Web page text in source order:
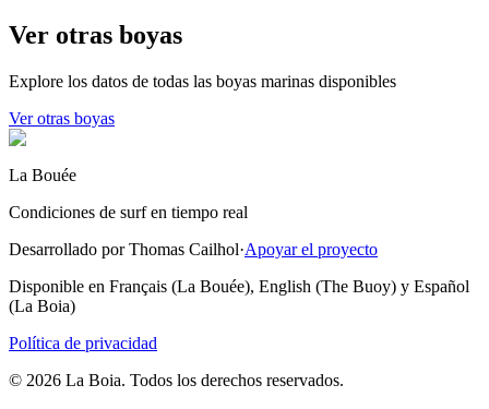
Ver otras boyas
Explore los datos de todas las boyas marinas disponibles
Ver otras boyas
La Bouée
Condiciones de surf en tiempo real
Desarrollado por Thomas Cailhol·Apoyar el proyecto
Disponible en Français (La Bouée), English (The Buoy) y Español
(La Boia)
Política de privacidad
© 2026 La Boia. Todos los derechos reservados.